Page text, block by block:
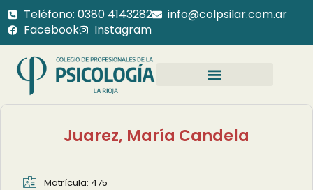
Teléfono: 0380 4143282
info@colpsilar.com.ar
Facebook
Instagram
Juarez, María Candela
Matrícula: 475